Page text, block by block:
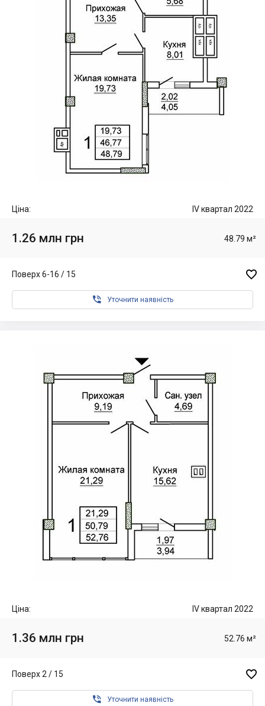
Ціна: IV квартал 2022
1.26 млн грн 48.79 м²
Поверх 6-16 / 15 
 Уточнити наявність
Ціна: IV квартал 2022
1.36 млн грн 52.76 м²
Поверх 2 / 15 
 Уточнити наявність